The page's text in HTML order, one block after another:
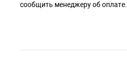
сообщить менеджеру об оплате.